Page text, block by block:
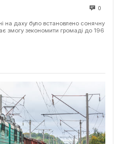
0
на даху було встановлено сонячну
змогу зекономити громаді до 196